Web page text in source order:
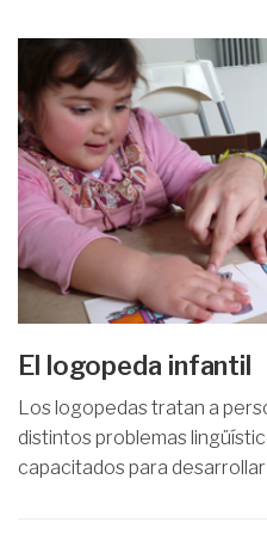
El logopeda infantil
Los logopedas tratan a
distintos problemas
capacitados para desarrollar